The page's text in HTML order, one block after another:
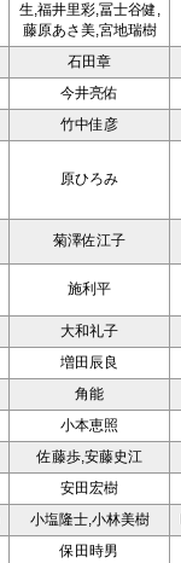
生,福井里彩,冨士谷健,
藤原あさ美,宮地瑞樹
石田章
今井亮佑
竹中佳彦
原ひろみ
菊澤佐江子
施利平
大和礼子
増田辰良
角能
小本恵照
佐藤歩,安藤史江
安田宏樹
小塩隆士,小林美樹
保田時男